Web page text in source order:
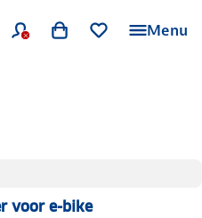
Menu
voor e-bike